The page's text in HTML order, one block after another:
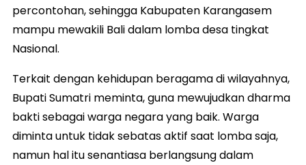
percontohan, sehingga Kabupaten Karangasem
mampu mewakili Bali dalam lomba desa tingkat
Nasional.
Terkait dengan kehidupan beragama di wilayahnya,
Bupati Sumatri meminta, guna mewujudkan dharma
bakti sebagai warga negara yang baik. Warga
diminta untuk tidak sebatas aktif saat lomba saja,
namun hal itu senantiasa berlangsung dalam